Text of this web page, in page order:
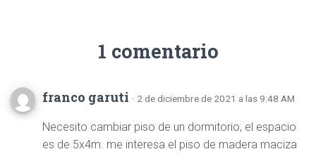
1 comentario
franco garuti · 2 de diciembre de 2021 a las 9:48 AM
Necesito cambiar piso de un dormitorio, el espacio
es de 5x4m. me interesa el piso de madera maciza